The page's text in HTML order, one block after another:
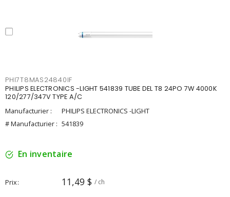
PHI7T8MAS24840IF
PHILIPS ELECTRONICS -LIGHT 541839 TUBE DEL T8 24PO 7W 4000K
120/277/347V TYPE A/C
Manufacturier :
PHILIPS ELECTRONICS -LIGHT
# Manufacturier : 541839
En inventaire
Prix 11,49 $ / ch